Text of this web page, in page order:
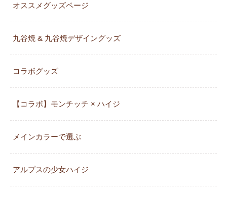
オススメグッズページ
九谷焼 & 九谷焼デザイングッズ
コラボグッズ
【コラボ】モンチッチ × ハイジ
メインカラーで選ぶ
アルプスの少女ハイジ